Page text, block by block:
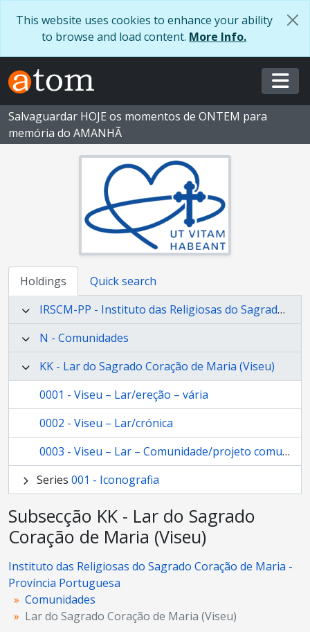
This website uses cookies to enhance your ability
to browse and load content. More Info.
Salvaguardar HOJE os momentos de ONTEM para
memória do AMANHÃ
Holdings
Quick search
IRSCM-PP - Instituto das Religiosas do Sagrado Coração de Maria - Província Portuguesa
N - Comunidades
KK - Lar do Sagrado Coração de Maria (Viseu)
0001 - Viseu – Lar/ereção – vária
0002 - Viseu – Lar/crónica
0003 - Viseu – Lar – Comunidade/projeto comunitário
Series 001 - Iconografia
Subsecção KK - Lar do Sagrado
Coração de Maria (Viseu)
Instituto das Religiosas do Sagrado Coração de Maria -
Província Portuguesa
Comunidades
Lar do Sagrado Coração de Maria (Viseu)